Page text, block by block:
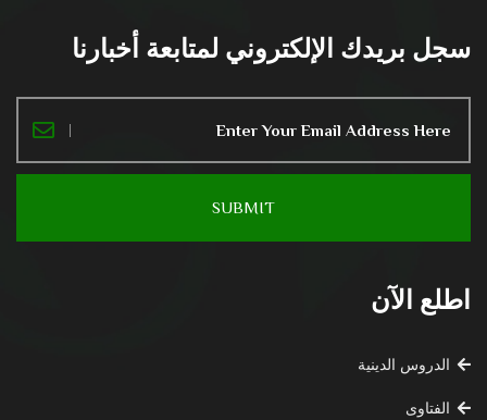
سجل بريدك الإلكتروني لمتابعة أخبارنا
اطلع الآن
الدروس الدينية
الفتاوى